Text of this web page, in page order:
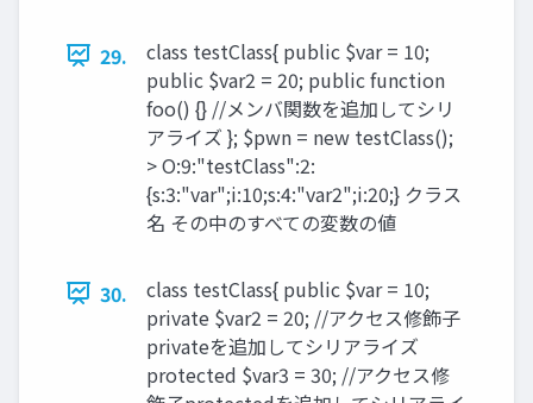
29.
class testClass{ public $var = 10;
public $var2 = 20; public function
foo() {} //メンバ関数を追加してシリ
アライズ }; $pwn = new testClass();
> O:9:"testClass":2:
{s:3:"var";i:10;s:4:"var2";i:20;} クラス
名 その中のすべての変数の値
30.
class testClass{ public $var = 10;
private $var2 = 20; //アクセス修飾子
privateを追加してシリアライズ
protected $var3 = 30; //アクセス修